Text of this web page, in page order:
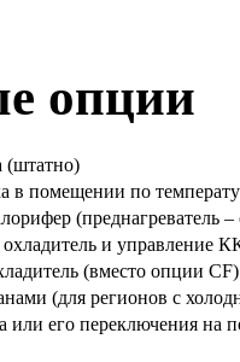
опции
(штатно)
в помещении по
(преднагреватель –
и управление
(вместо опции CF)
(для регионов с
или его переключения